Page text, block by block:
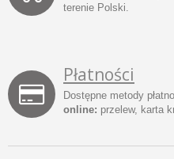
terenie Polski.
Płatności
Dostępne metody
online: przelew, karta